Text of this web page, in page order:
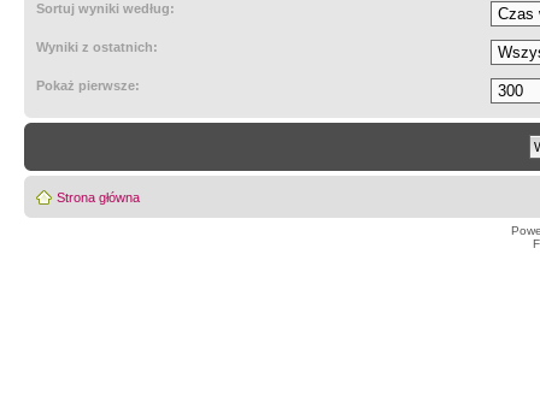
Sortuj wyniki według:
Wyniki z ostatnich:
Pokaż pierwsze:
Strona główna